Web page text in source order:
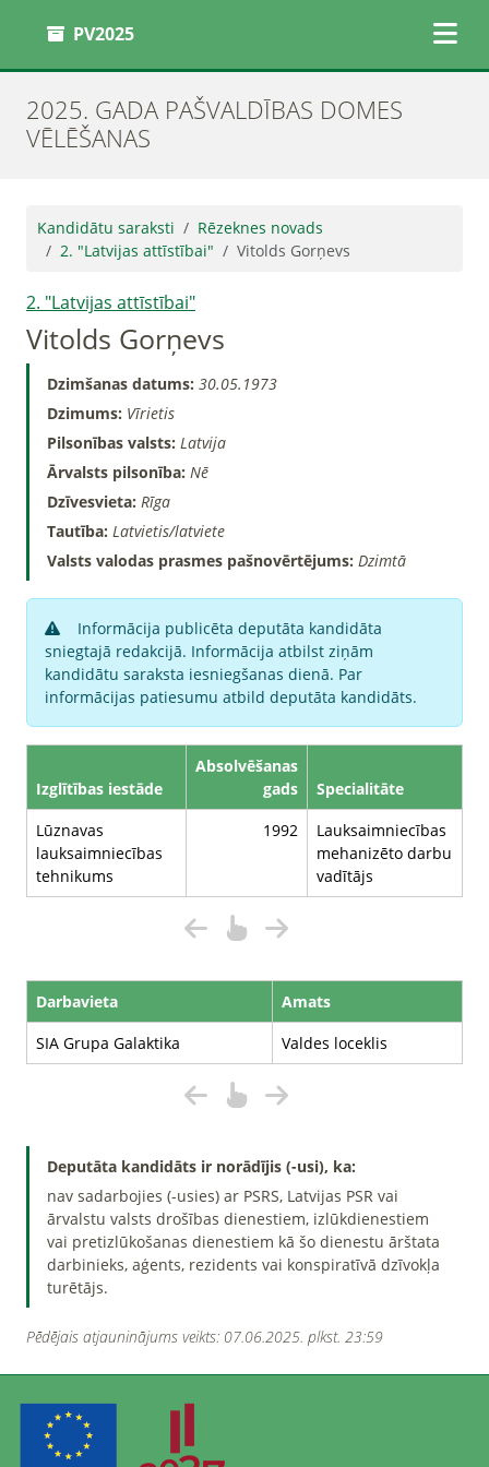
PV2025
2025. GADA PAŠVALDĪBAS DOMES
VĒLĒŠANAS
Kandidātu saraksti
Rēzeknes novads
2. "Latvijas attīstībai"
Vitolds Gorņevs
2. "Latvijas attīstībai"
Vitolds Gorņevs
Dzimšanas datums: 30.05.1973
Dzimums: Vīrietis
Pilsonības valsts: Latvija
Ārvalsts pilsonība: Nē
Dzīvesvieta: Rīga
Tautība: Latvietis/latviete
Valsts valodas prasmes pašnovērtējums: Dzimtā
Informācija publicēta deputāta kandidāta
sniegtajā redakcijā. Informācija atbilst ziņām
kandidātu saraksta iesniegšanas dienā. Par
informācijas patiesumu atbild deputāta kandidāts.
Izglītības iestāde
Absolvēšanas
gads
Specialitāte
Lūznavas
lauksaimniecības
tehnikums
1992
Lauksaimniecības
mehanizēto darbu
vadītājs
Darbavieta
Amats
SIA Grupa Galaktika
Valdes loceklis
Deputāta kandidāts ir norādījis (-usi), ka:
nav sadarbojies (-usies) ar PSRS, Latvijas PSR vai
ārvalstu valsts drošības dienestiem, izlūkdienestiem
vai pretizlūkošanas dienestiem kā šo dienestu ārštata
darbinieks, aģents, rezidents vai konspiratīvā dzīvokļa
turētājs.
Pēdējais atjauninājums veikts: 07.06.2025. plkst. 23:59